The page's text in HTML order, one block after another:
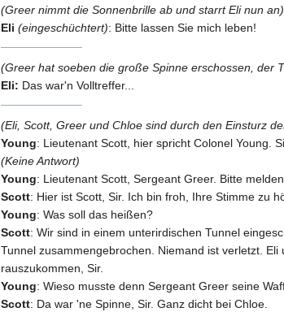
(Greer nimmt die Sonnenbrille ab und starrt Eli nun an)
Eli (eingeschüchtert): Bitte lassen Sie mich leben!
(Greer hat soeben die große Spinne erschossen, der
Eli: Das war'n Volltreffer...
(Eli, Scott, Greer und Chloe sind durch den Einsturz
Young: Lieutenant Scott, hier spricht Colonel Young.
(Keine Antwort)
Young: Lieutenant Scott, Sergeant Greer. Bitte
Scott: Hier ist Scott, Sir. Ich bin froh, Ihre Stimme zu
Young: Was soll das heißen?
Scott: Wir sind in einem unterirdischen Tunnel
Tunnel zusammengebrochen. Niemand ist verletzt.
rauszukommen, Sir.
Young: Wieso musste denn Sergeant Greer seine
Scott: Da war 'ne Spinne, Sir. Ganz dicht bei Chloe.